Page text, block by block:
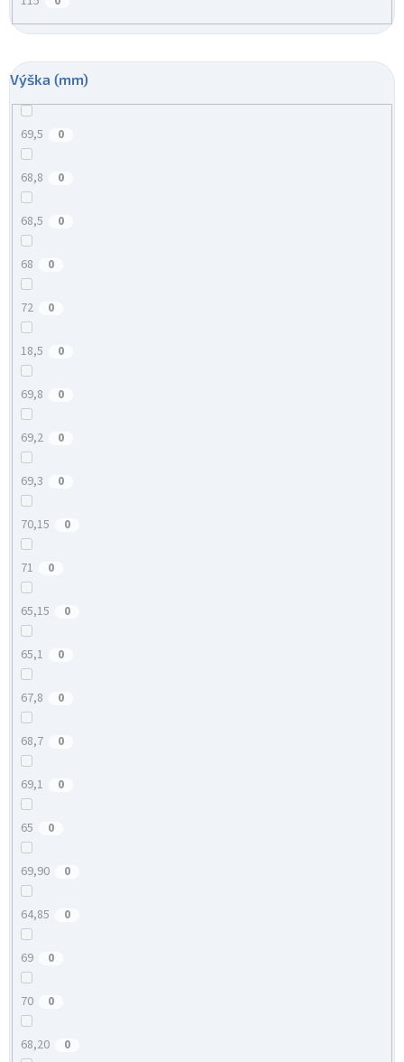
Výška (mm)
69,5 0
68,8 0
68,5 0
68 0
72 0
18,5 0
69,8 0
69,2 0
69,3 0
70,15 0
71 0
65,15 0
65,1 0
67,8 0
68,7 0
69,1 0
65 0
69,90 0
64,85 0
69 0
70 0
68,20 0